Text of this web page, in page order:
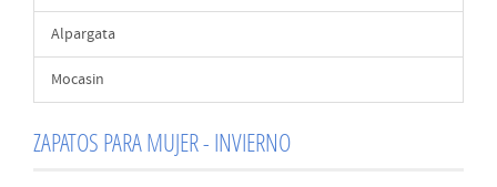
Alpargata
Mocasin
ZAPATOS PARA MUJER - INVIERNO